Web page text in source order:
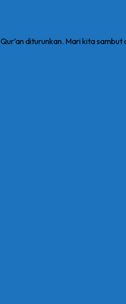
diturunkan. Mari kita sambut